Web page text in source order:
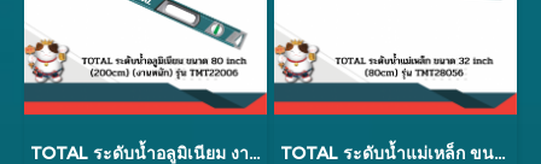
TOTAL ระดับน้ำอลูมิเนียม งานหนัก 100cm - 200cm รุ่น TMT2XXX6 TOTAL ระดับน้ำแม่เหล็ก ขนาด 32 inch (80cm) รุ่น TMT28056